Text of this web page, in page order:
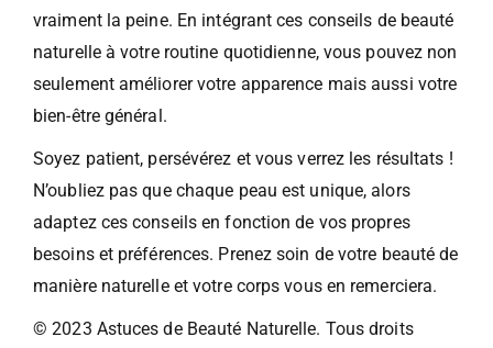
vraiment la peine. En intégrant ces conseils de beauté
naturelle à votre routine quotidienne, vous pouvez non
seulement améliorer votre apparence mais aussi votre
bien-être général.
Soyez patient, persévérez et vous verrez les résultats !
N’oubliez pas que chaque peau est unique, alors
adaptez ces conseils en fonction de vos propres
besoins et préférences. Prenez soin de votre beauté de
manière naturelle et votre corps vous en remerciera.
© 2023 Astuces de Beauté Naturelle. Tous droits